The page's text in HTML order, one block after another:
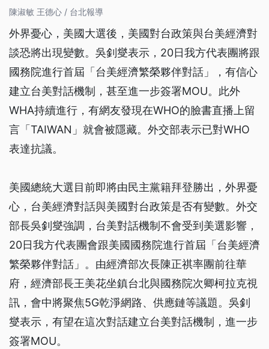
陳淑敏 王德心 / 台北報導
外界憂心，美國大選後，美國對台政策與台美經濟對
談恐將出現變數。吳釗燮表示，20日我方代表團將跟
國務院進行首屆「台美經濟繁榮夥伴對話」，有信心
建立台美對話機制，甚至進一步簽署MOU。此外
WHA持續進行，有網友發現在WHO的臉書直播上留
言「TAIWAN」就會被隱藏。外交部表示已對WHO
表達抗議。
美國總統大選目前即將由民主黨籍拜登勝出，外界憂
心，台美經濟對話與美國對台政策是否有變數。外交
部長吳釗燮強調，台美對話機制不會受到美選影響，
20日我方代表團會跟美國國務院進行首屆「台美經濟
繁榮夥伴對話」。由經濟部次長陳正祺率團前往華
府，經濟部長王美花坐鎮台北與國務院次卿柯拉克視
訊，會中將聚焦5G乾淨網路、供應鏈等議題。吳釗
燮表示，有望在這次對話建立台美對話機制，進一步
簽署MOU。